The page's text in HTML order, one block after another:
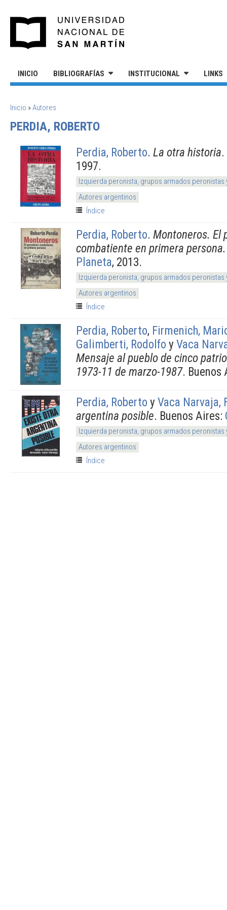
INICIO BIBLIOGRAFÍAS INSTITUCIONAL LINKS
SE ENCUENTRA USTED AQUÍ
Inicio »Autores
PERDIA, ROBERTO
Perdia, Roberto. La otra historia
1997.
Izquierda peronista, grupos armados
Autores argentinos
Índice
Perdia, Roberto. Montoneros. El
combatiente en primera persona.
Planeta, 2013.
Izquierda peronista, grupos armados
Autores argentinos
Índice
Perdia, Roberto, Firmenich,
Galimberti, Rodolfo y Vaca
Mensaje al pueblo de cinco
1973-11 de marzo-1987. Buenos
Perdia, Roberto y Vaca Narvaja,
argentina posible. Buenos Aires:
Izquierda peronista, grupos armados
Autores argentinos
Índice